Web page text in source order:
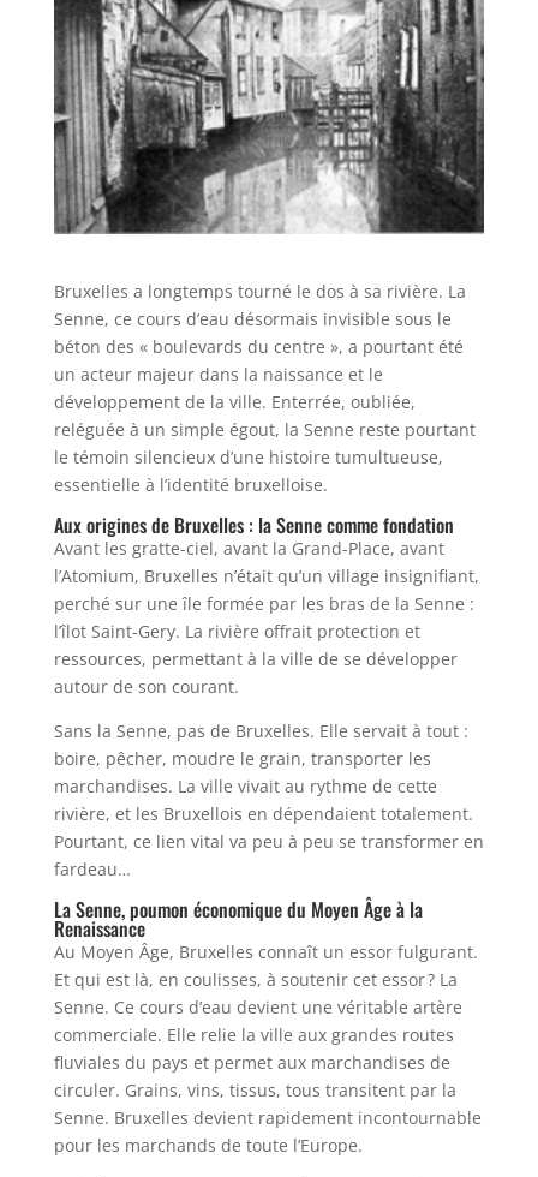
Bruxelles a longtemps tourné le dos à sa rivière. La
Senne, ce cours d’eau désormais invisible sous le
béton des « boulevards du centre », a pourtant été
un acteur majeur dans la naissance et le
développement de la ville. Enterrée, oubliée,
reléguée à un simple égout, la Senne reste pourtant
le témoin silencieux d’une histoire tumultueuse,
essentielle à l’identité bruxelloise.
Aux origines de Bruxelles : la Senne comme fondation
Avant les gratte-ciel, avant la Grand-Place, avant
l’Atomium, Bruxelles n’était qu’un village insignifiant,
perché sur une île formée par les bras de la Senne :
l’îlot Saint-Gery. La rivière offrait protection et
ressources, permettant à la ville de se développer
autour de son courant.
Sans la Senne, pas de Bruxelles. Elle servait à tout :
boire, pêcher, moudre le grain, transporter les
marchandises. La ville vivait au rythme de cette
rivière, et les Bruxellois en dépendaient totalement.
Pourtant, ce lien vital va peu à peu se transformer en
fardeau…
La Senne, poumon économique du Moyen Âge à la
Renaissance
Au Moyen Âge, Bruxelles connaît un essor fulgurant.
Et qui est là, en coulisses, à soutenir cet essor ? La
Senne. Ce cours d’eau devient une véritable artère
commerciale. Elle relie la ville aux grandes routes
fluviales du pays et permet aux marchandises de
circuler. Grains, vins, tissus, tous transitent par la
Senne. Bruxelles devient rapidement incontournable
pour les marchands de toute l’Europe.